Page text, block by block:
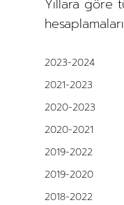
Yıllara göre
hesaplamaları
2023-2024
2021-2023
2020-2023
2020-2021
2019-2022
2019-2020
2018-2022